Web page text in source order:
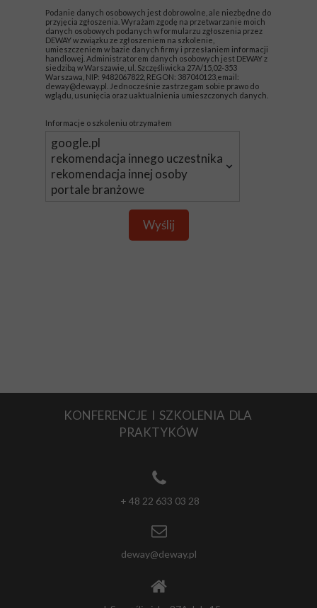
Podanie danych osobowych jest dobrowolne, ale niezbędne do
przyjęcia zgłoszenia. Wyrażam zgodę na przetwarzanie moich
danych osobowych podanych w formularzu zgłoszenia przez
DEWAY w związku ze zgłoszeniem na szkolenie,
umieszczeniem w bazie danych firmy i przesłaniem informacji
handlowej. Administratorem danych osobowych jest DEWAY z
siedzibą w Warszawie, ul. Szczęśliwicka 27A/15,02-353
Warszawa, NIP: 9482067822, REGON: 387040123,email:
deway@deway.pl. Jednocześnie zastrzegam sobie prawo do
wglądu, usunięcia oraz uaktualnienia umieszczonych danych.
Informacje o szkoleniu otrzymałem
Wyślij
+ 48 22 633 03 28
deway@deway.pl
KONFERENCJE I SZKOLENIA DLA
PRAKTYKÓW